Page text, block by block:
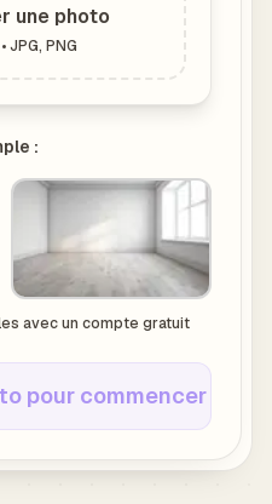
une photo
JPG, PNG
:
avec un compte gratuit
pour commencer